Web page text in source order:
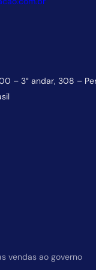
– 3° andar, 308 –
vendas ao governo